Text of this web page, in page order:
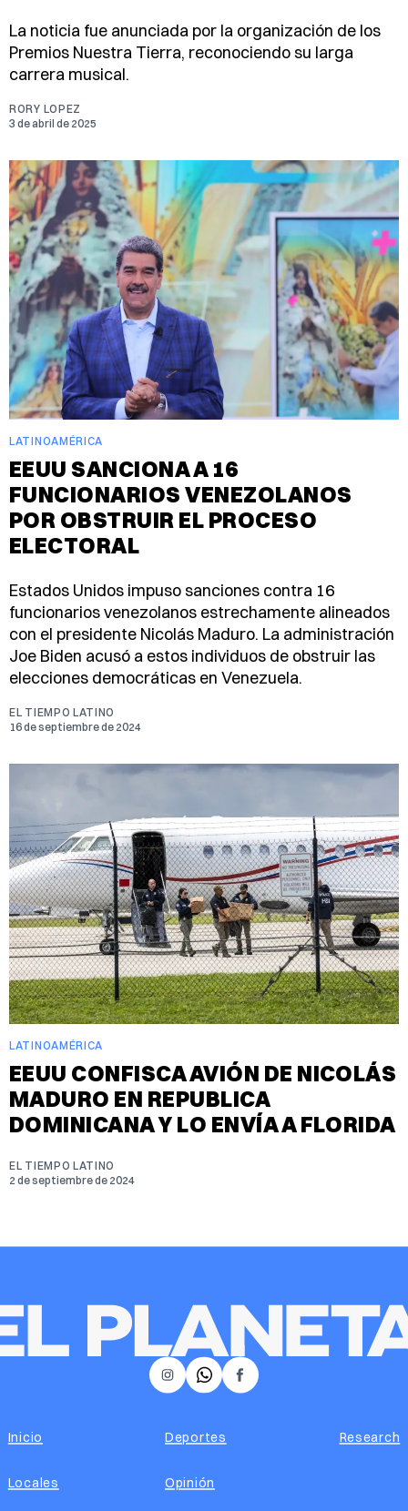
La noticia fue anunciada por la organización de los
Premios Nuestra Tierra, reconociendo su larga
carrera musical.
RORY LOPEZ
3 de abril de 2025
LATINOAMÉRICA
EEUU SANCIONA A 16
FUNCIONARIOS VENEZOLANOS
POR OBSTRUIR EL PROCESO
ELECTORAL
Estados Unidos impuso sanciones contra 16
funcionarios venezolanos estrechamente alineados
con el presidente Nicolás Maduro. La administración
Joe Biden acusó a estos individuos de obstruir las
elecciones democráticas en Venezuela.
EL TIEMPO LATINO
16 de septiembre de 2024
LATINOAMÉRICA
EEUU CONFISCA AVIÓN DE NICOLÁS
MADURO EN REPUBLICA
DOMINICANA Y LO ENVÍA A FLORIDA
EL TIEMPO LATINO
2 de septiembre de 2024
𝕏 Facebook
Instagram
Inicio
Locales
Deportes
Opinión
Research